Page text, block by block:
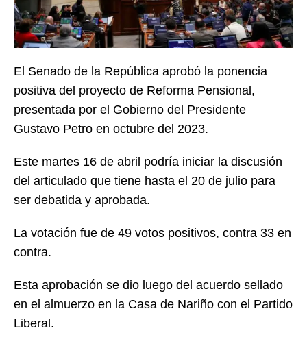
El Senado de la República aprobó la ponencia
positiva del proyecto de Reforma Pensional,
presentada por el Gobierno del Presidente
Gustavo Petro en octubre del 2023.
Este martes 16 de abril podría iniciar la discusión
del articulado que tiene hasta el 20 de julio para
ser debatida y aprobada.
La votación fue de 49 votos positivos, contra 33 en
contra.
Esta aprobación se dio luego del acuerdo sellado
en el almuerzo en la Casa de Nariño con el Partido
Liberal.